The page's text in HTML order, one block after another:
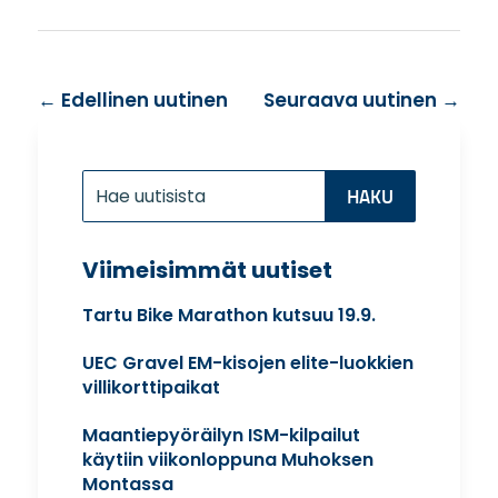
← Edellinen uutinen Seuraava uutinen →
for...
Viimeisimmät uutiset
Tartu Bike Marathon kutsuu 19.9.
UEC Gravel EM-kisojen elite-luokkien
villikorttipaikat
Maantiepyöräilyn ISM-kilpailut
käytiin viikonloppuna Muhoksen
Montassa